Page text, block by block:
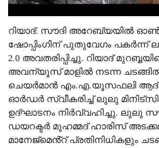
റിയാദ്: സൗദി അറേബ്യയിൽ
ഷോപ്പിംഗിന് പുതുവേഗം പകർന്ന്
2.0 അവതരിപ്പിച്ചു. റിയാദ്
അവന്യൂസ് മാളിൽ നടന്ന
ചെയർമാൻ എം.എ.യൂസഫലി ആദ്യ
ഓർഡർ സ്വീകരിച്ച് ലുലു
ഉദ്ഘാടനം നിർവ്വഹിച്ചു. ലുലു
ഡയറക്ടർ മുഹമ്മദ് ഹാരിസ്
മാനേജ്മെൻ്റ് പ്രതിനിധികളും